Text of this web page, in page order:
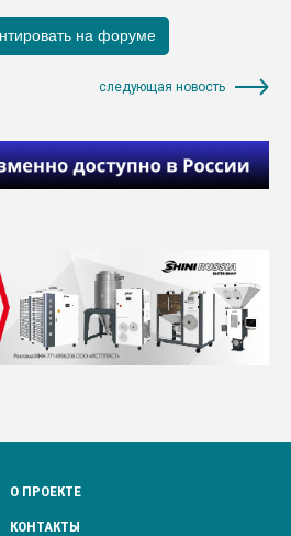
следующая новость
О ПРОЕКТЕ
КОНТАКТЫ